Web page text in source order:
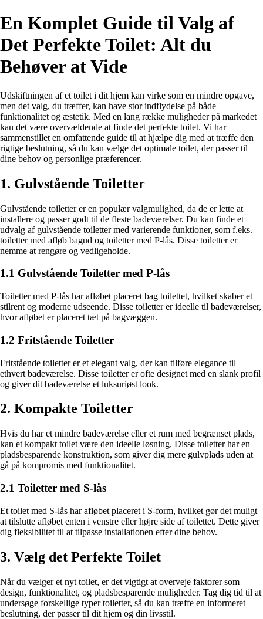
En Komplet Guide til Valg af
Det Perfekte Toilet: Alt du
Behøver at Vide
Udskiftningen af et toilet i dit hjem kan virke som en mindre opgave,
men det valg, du træffer, kan have stor indflydelse på både
funktionalitet og æstetik. Med en lang række muligheder på markedet
kan det være overvældende at finde det perfekte toilet. Vi har
sammenstillet en omfattende guide til at hjælpe dig med at træffe den
rigtige beslutning, så du kan vælge det optimale toilet, der passer til
dine behov og personlige præferencer.
1. Gulvstående Toiletter
Gulvstående toiletter er en populær valgmulighed, da de er lette at
installere og passer godt til de fleste badeværelser. Du kan finde et
udvalg af gulvstående toiletter med varierende funktioner, som f.eks.
toiletter med afløb bagud og toiletter med P-lås. Disse toiletter er
nemme at rengøre og vedligeholde.
1.1 Gulvstående Toiletter med P-lås
Toiletter med P-lås har afløbet placeret bag toilettet, hvilket skaber et
stilrent og moderne udseende. Disse toiletter er ideelle til badeværelser,
hvor afløbet er placeret tæt på bagvæggen.
1.2 Fritstående Toiletter
Fritstående toiletter er et elegant valg, der kan tilføre elegance til
ethvert badeværelse. Disse toiletter er ofte designet med en slank profil
og giver dit badeværelse et luksuriøst look.
2. Kompakte Toiletter
Hvis du har et mindre badeværelse eller et rum med begrænset plads,
kan et kompakt toilet være den ideelle løsning. Disse toiletter har en
pladsbesparende konstruktion, som giver dig mere gulvplads uden at
gå på kompromis med funktionalitet.
2.1 Toiletter med S-lås
Et toilet med S-lås har afløbet placeret i S-form, hvilket gør det muligt
at tilslutte afløbet enten i venstre eller højre side af toilettet. Dette giver
dig fleksibilitet til at tilpasse installationen efter dine behov.
3. Vælg det Perfekte Toilet
Når du vælger et nyt toilet, er det vigtigt at overveje faktorer som
design, funktionalitet, og pladsbesparende muligheder. Tag dig tid til at
undersøge forskellige typer toiletter, så du kan træffe en informeret
beslutning, der passer til dit hjem og din livsstil.